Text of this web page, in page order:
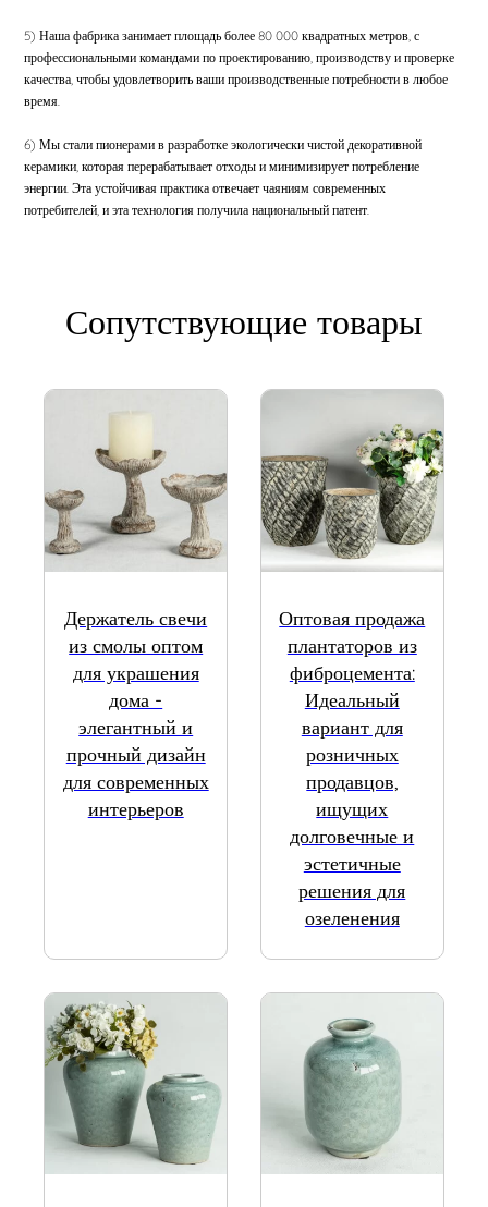
5) Наша фабрика занимает площадь более 80 000 квадратных метров, с
профессиональными командами по проектированию, производству и проверке
качества, чтобы удовлетворить ваши производственные потребности в любое
время.
6) Мы стали пионерами в разработке экологически чистой декоративной
керамики, которая перерабатывает отходы и минимизирует потребление
энергии. Эта устойчивая практика отвечает чаяниям современных
потребителей, и эта технология получила национальный патент.
Сопутствующие товары
Держатель свечи
из смолы оптом
для украшения
дома -
элегантный и
прочный дизайн
для современных
интерьеров
Оптовая продажа
плантаторов из
фиброцемента:
Идеальный
вариант для
розничных
продавцов,
ищущих
долговечные и
эстетичные
решения для
озеленения